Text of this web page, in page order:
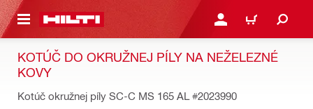
HLAVNÝ OBSAH PRIHLÁSIŤ ALEBO
KOŠÍK
KOTÚČ DO OKRUŽNEJ PÍLY NA NEŽELEZNÉ
KOVY
Kotúč okružnej píly SC-C MS 165 AL #2023990